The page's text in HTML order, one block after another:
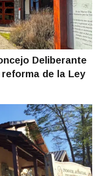
Deliberante
de la Ley